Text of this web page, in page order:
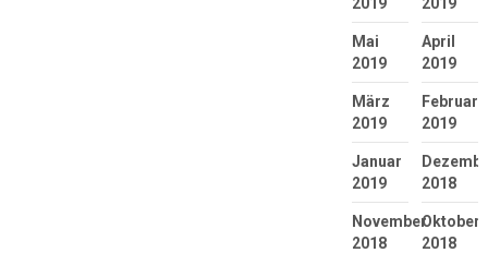
Mai
2019
April
2019
März
2019
Februar
2019
Januar
2019
2018
November
2018
Oktober
2018